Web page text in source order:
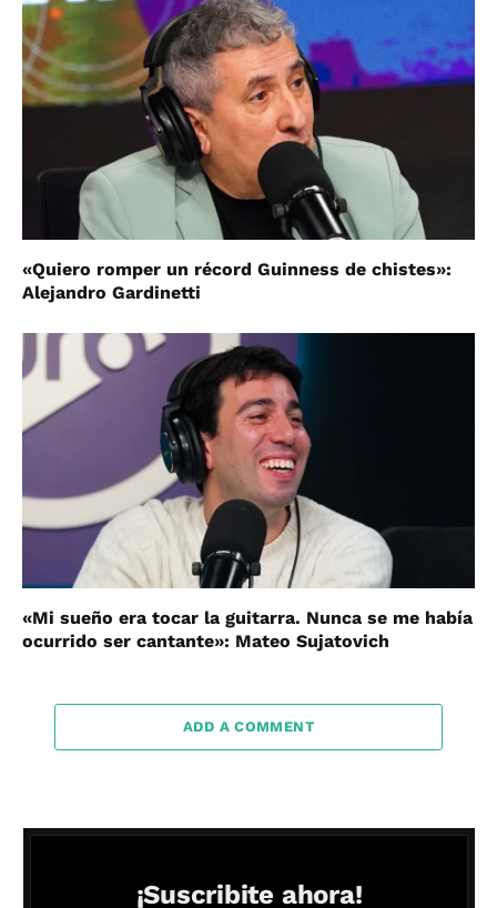
«Quiero romper un récord Guinness de chistes»:
Alejandro Gardinetti
«Mi sueño era tocar la guitarra. Nunca se me había
ocurrido ser cantante»: Mateo Sujatovich
ADD A COMMENT
¡Suscribite ahora!